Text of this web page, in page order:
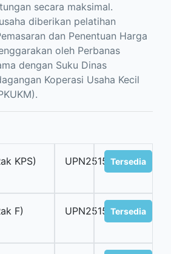
secara maksimal.
diberikan pelatihan
dan Penentuan Harga
oleh Perbanas
dengan Suku Dinas
Koperasi Usaha Kecil
KPS) UPN251531Tersedia
F) UPN251532Tersedia